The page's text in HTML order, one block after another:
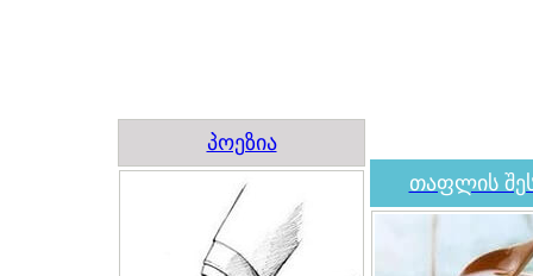
პოეზია
თაფლის